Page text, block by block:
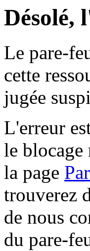
Désolé,
Le pare-
cette
jugée
L'erreur
le blocage
la page
trouverez
de nous
du pare-